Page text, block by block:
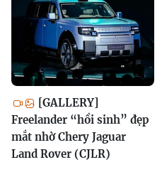
[GALLERY]
Freelander “hồi sinh” đẹp
mắt nhờ Chery Jaguar
Land Rover (CJLR)